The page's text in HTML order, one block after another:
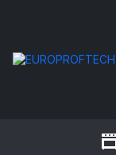
EUROPROFTECH